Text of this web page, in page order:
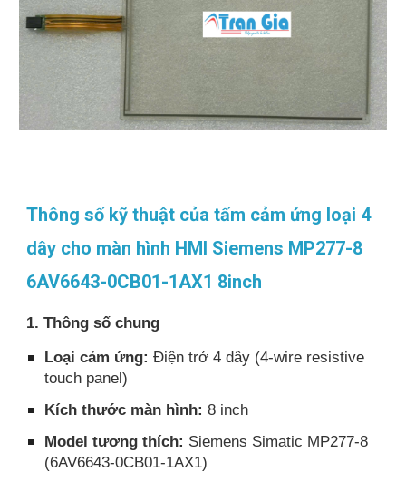
Thông số kỹ thuật của tấm cảm ứng loại 4
dây cho màn hình HMI Siemens MP277-8
6AV6643-0CB01-1AX1 8inch
1. Thông số chung
Loại cảm ứng: Điện trở 4 dây (4-wire resistive
touch panel)
Kích thước màn hình: 8 inch
Model tương thích: Siemens Simatic MP277-8
(6AV6643-0CB01-1AX1)